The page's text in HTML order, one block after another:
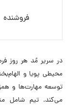
فروشنده
در سریر مُد هر روز
محیطی پویا و
توسعه مهارت‌ها و
می‌کند. تیم شامل